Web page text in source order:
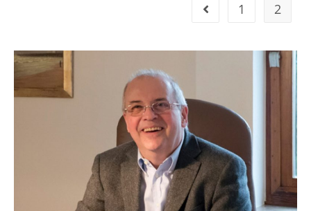
Gehe zur vorherigen
1 2